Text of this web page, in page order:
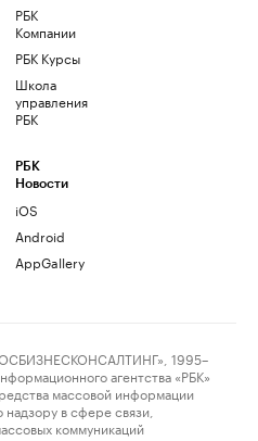
РБК
Компании
РБК Курсы
Школа
управления
РБК
РБК
Новости
iOS
Android
AppGallery
1995–
агентства «РБК»
массовой информации
в сфере связи,
коммуникаций